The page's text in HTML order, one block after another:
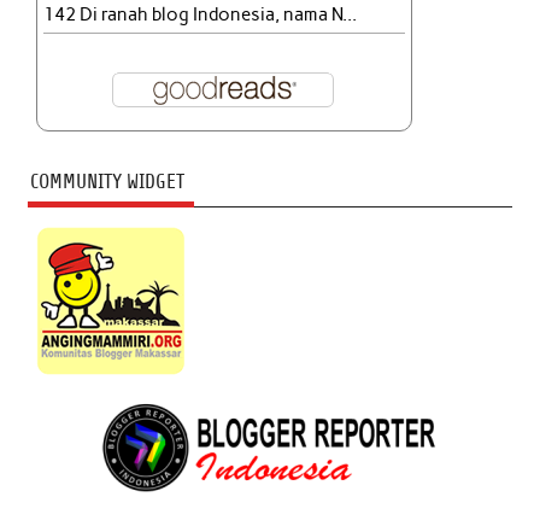
142 Di ranah blog Indonesia, nama N...
COMMUNITY WIDGET